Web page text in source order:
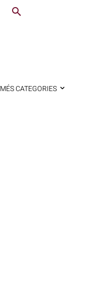
MÉS CATEGORIES